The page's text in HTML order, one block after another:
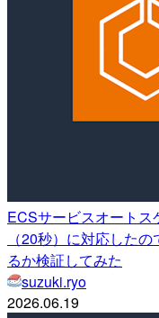
ECSサービスオートス
（20秒）に対応した
るか検証してみた
suzuki.ryo
2026.06.19